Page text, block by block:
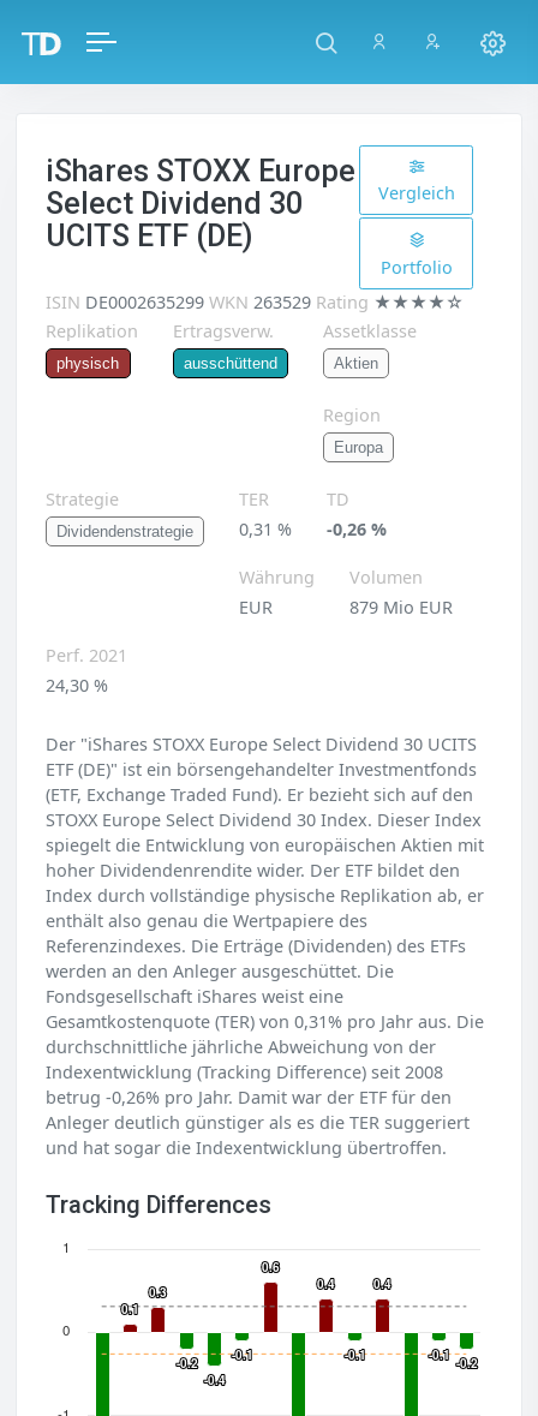
iShares STOXX Europe
Select Dividend 30
UCITS ETF (DE)
Vergleich
Portfolio
ISIN DE0002635299 WKN 263529 Rating ★★★★☆
Replikation
physisch
Ertragsverw.
ausschüttend
Assetklasse
Aktien
Region
Europa
Strategie
Dividendenstrategie
TER
0,31 %
TD
-0,26 %
Währung
EUR
Volumen
879 Mio EUR
Perf. 2021
24,30 %
Der "iShares STOXX Europe Select Dividend 30 UCITS
ETF (DE)" ist ein börsengehandelter Investmentfonds
(ETF, Exchange Traded Fund). Er bezieht sich auf den
STOXX Europe Select Dividend 30 Index. Dieser Index
spiegelt die Entwicklung von europäischen Aktien mit
hoher Dividendenrendite wider. Der ETF bildet den
Index durch vollständige physische Replikation ab, er
enthält also genau die Wertpapiere des
Referenzindexes. Die Erträge (Dividenden) des ETFs
werden an den Anleger ausgeschüttet. Die
Fondsgesellschaft iShares weist eine
Gesamtkostenquote (TER) von 0,31% pro Jahr aus. Die
durchschnittliche jährliche Abweichung von der
Indexentwicklung (Tracking Difference) seit 2008
betrug -0,26% pro Jahr. Damit war der ETF für den
Anleger deutlich günstiger als es die TER suggeriert
und hat sogar die Indexentwicklung übertroffen.
Tracking Differences
0.1
0.1
0.3
0.3
-0.2
-0.2
-0.4
-0.4
-0.1
-0.1
0.6
0.6
0.4
0.4
-0.1
-0.1
0.4
0.4
-0.1
-0.1 -0.2
-0.2
0
1